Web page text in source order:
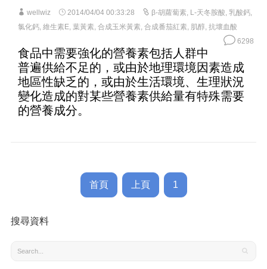
wellwiz 2014/04/04 00:33:28 β-胡蘿蔔素, L-天冬胺酸, 乳酸鈣,
氯化鈣, 維生素E, 葉黃素, 合成玉米黃素, 合成番茄紅素, 肌醇, 抗壞血酸
6298
食品中需要強化的營養素包括人群中
普遍供給不足的，或由於地理環境因素造成
地區性缺乏的，或由於生活環境、生理狀況
變化造成的對某些營養素供給量有特殊需要
的營養成分。
首頁 上頁 1
搜尋資料